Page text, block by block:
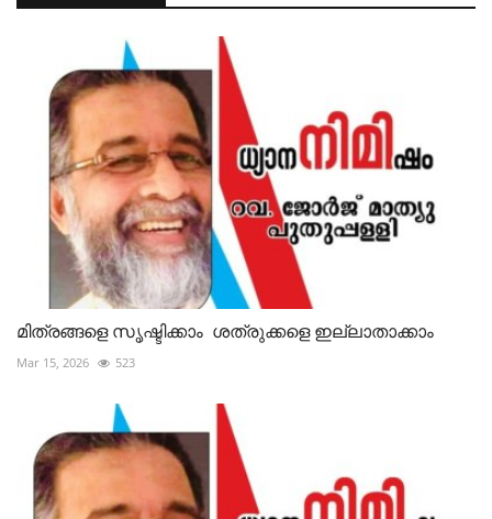
മിത്രങ്ങളെ സൃഷ്ടിക്കാം ശത്രുക്കളെ ഇല്ലാതാക്കാം
Mar 15, 2026 523